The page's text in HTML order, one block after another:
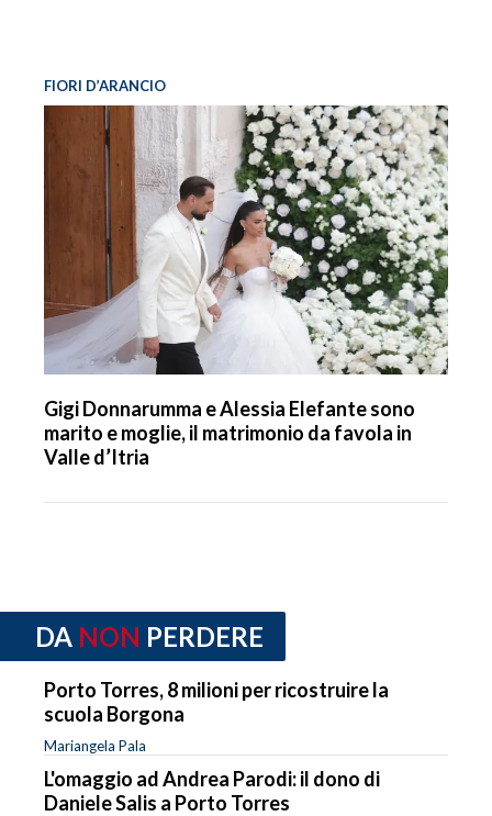
FIORI D’ARANCIO
Gigi Donnarumma e Alessia Elefante sono
marito e moglie, il matrimonio da favola in
Valle d’Itria
DA NON PERDERE
Porto Torres, 8 milioni per ricostruire la
scuola Borgona
Mariangela Pala
L'omaggio ad Andrea Parodi: il dono di
Daniele Salis a Porto Torres